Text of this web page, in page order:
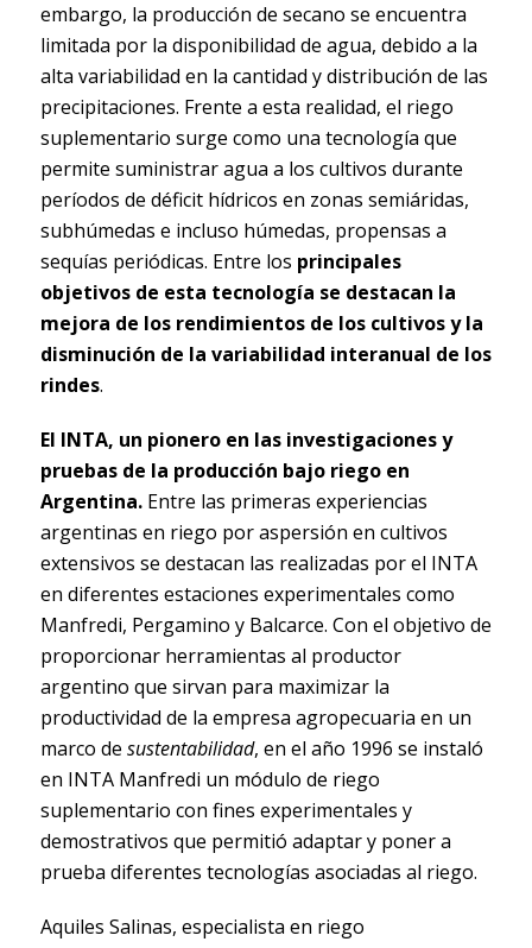
embargo, la producción de secano se encuentra
limitada por la disponibilidad de agua, debido a la
alta variabilidad en la cantidad y distribución de las
precipitaciones. Frente a esta realidad, el riego
suplementario surge como una tecnología que
permite suministrar agua a los cultivos durante
períodos de déficit hídricos en zonas semiáridas,
subhúmedas e incluso húmedas, propensas a
sequías periódicas. Entre los principales
objetivos de esta tecnología se destacan la
mejora de los rendimientos de los cultivos y la
disminución de la variabilidad interanual de los
rindes.
El INTA, un pionero en las investigaciones y
pruebas de la producción bajo riego en
Argentina. Entre las primeras experiencias
argentinas en riego por aspersión en cultivos
extensivos se destacan las realizadas por el INTA
en diferentes estaciones experimentales como
Manfredi, Pergamino y Balcarce. Con el objetivo de
proporcionar herramientas al productor
argentino que sirvan para maximizar la
productividad de la empresa agropecuaria en un
marco de sustentabilidad, en el año 1996 se instaló
en INTA Manfredi un módulo de riego
suplementario con fines experimentales y
demostrativos que permitió adaptar y poner a
prueba diferentes tecnologías asociadas al riego.
Aquiles Salinas, especialista en riego